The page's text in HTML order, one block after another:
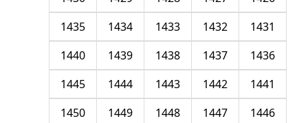
1431
1432
1433
1434
1435
1436
1437
1438
1439
1440
1441
1442
1443
1444
1445
1446
1447
1448
1449
1450